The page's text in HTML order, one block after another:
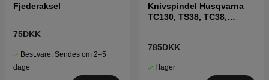
Fjederaksel
75DKK
Best.vare. Sendes om 2–5
dage
Knivspindel Husqvarna
TC130, TS38, TC38,
785DKK
I lager